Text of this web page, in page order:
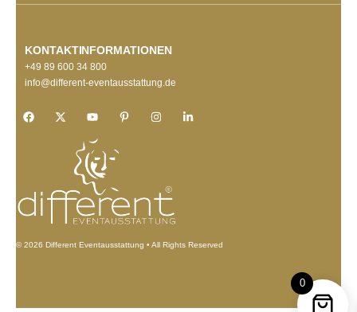
KONTAKTINFORMATIONEN
+49 89 600 34 800
info@different-eventausstattung.de
© 2026 Different Eventausstattung • All Rights Reserved
0